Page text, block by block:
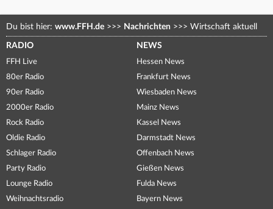
Du bist hier: www.FFH.de >>> Nachrichten >>> Wirtschaft aktuell
RADIO
FFH Live
80er Radio
90er Radio
2000er Radio
Rock Radio
Oldie Radio
Schlager Radio
Party Radio
Lounge Radio
Weihnachtsradio
NEWS
Hessen News
Frankfurt News
Wiesbaden News
Mainz News
Kassel News
Darmstadt News
Offenbach News
Gießen News
Fulda News
Bayern News